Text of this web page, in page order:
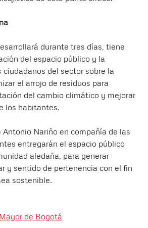
durante tres días, tiene
del espacio público y la
ciudadanos del sector sobre la
el arrojo de residuos para
del cambio climático y mejorar
los habitantes.
Antonio Nariño en compañía de las
entregarán el espacio público
aledaña, para generar
y sentido de pertenencia con el fin
sostenible.
de Bogotá